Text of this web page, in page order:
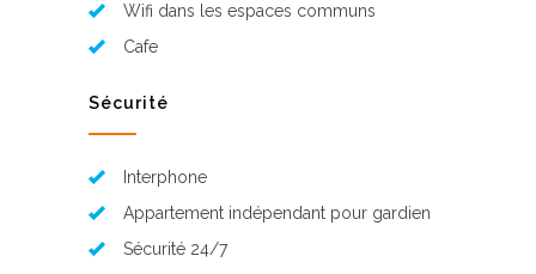
Wifi dans les espaces communs
Cafe
Sécurité
Interphone
Appartement indépendant pour gardien
Sécurité 24/7